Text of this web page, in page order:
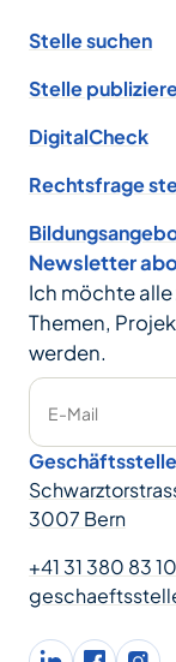
Stelle suchen
Stelle
DigitalCheck
Rechtsfrage
Newsletter
Ich möchte
Themen,
werden.
E-Mail
3007 Bern
+41 31 380 83 10